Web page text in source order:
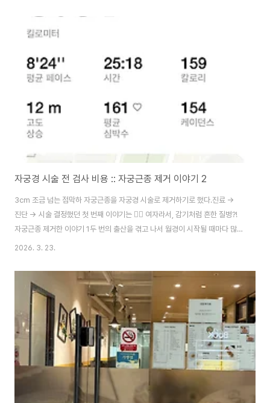
요즘 약은 괜찮은 것 같다. (개인차가 있긴 하겠지만..) 수술 전날 저녁 8시에 먹
어야 하는 약을 받아왔다.약 먹고 출혈이나 복통이 있을 수도 있다는 안내를 받
나 복통이 크게 영향이 있을까 싶었다. 8시에 약을 먹고 밤 12시부터는..
자궁경 시술 전 검사 비용 :: 자궁근종 제거 이야기 2
3cm 조금 넘는 점막하 자궁근종을 자궁경 시술로 제거하기로 했다.진료 ->
진단 -> 시술 결정했던 첫 번째 이야기는 👇🏻 여자라서, 감기처럼 흔한 질병?!
자궁근종 제거한 이야기 1두 번의 출산을 겪고 나서 월경이 시작될 때마다 많이
신경 쓰였다. 월경혈이 너무 많다..낮에 일상생활 할 때는 탐폰을 해도 생리대
의사 선생님 진료와 상담을 마치고 수술 전 검사를 했다. 피검사 + 소변 검사 +
엑스레이 촬영 + 심전도 검사까지.결과는 다음 진료 때 알 수 있다고 했다. 이렇
게 검사 후 진료비는 136,850원이 나왔고 실비 청구 후 받은 금액은
121,724원 자궁근종 자궁경 시술은 생리 끝난 직후에 하는 ..
2026. 3. 23.